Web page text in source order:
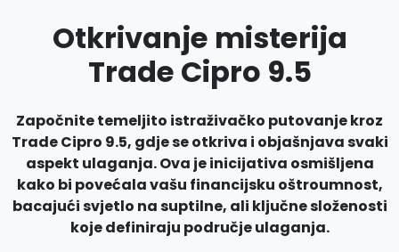
Otkrivanje misterija
Trade Cipro 9.5
Započnite temeljito istraživačko putovanje kroz
Trade Cipro 9.5, gdje se otkriva i objašnjava svaki
aspekt ulaganja. Ova je inicijativa osmišljena
kako bi povećala vašu financijsku oštroumnost,
bacajući svjetlo na suptilne, ali ključne složenosti
koje definiraju područje ulaganja.